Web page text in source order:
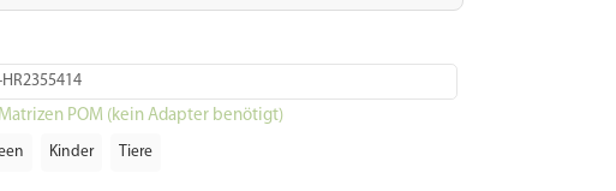
POM (kein Adapter benötigt)
Kinder Tiere